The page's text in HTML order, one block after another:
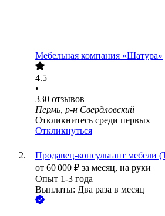
Мебельная компания «Шатура»
4.5
•
330 отзывов
Пермь, р-н Свердловский
Откликнитесь среди первых
Откликнуться
Продавец-консультант мебели
от 60 000 ₽ за месяц, на руки
Опыт 1-3 года
Выплаты: Два раза в месяц